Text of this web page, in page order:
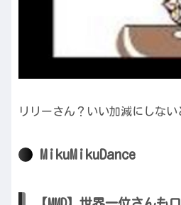
リリーさん？いい加減にしない
MikuMikuDance